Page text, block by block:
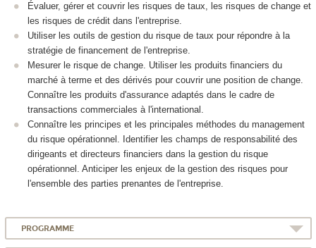
Évaluer, gérer et couvrir les risques de taux, les risques de change et
les risques de crédit dans l'entreprise.
Utiliser les outils de gestion du risque de taux pour répondre à la
stratégie de financement de l'entreprise.
Mesurer le risque de change. Utiliser les produits financiers du
marché à terme et des dérivés pour couvrir une position de change.
Connaître les produits d'assurance adaptés dans le cadre de
transactions commerciales à l'international.
Connaître les principes et les principales méthodes du management
du risque opérationnel. Identifier les champs de responsabilité des
dirigeants et directeurs financiers dans la gestion du risque
opérationnel. Anticiper les enjeux de la gestion des risques pour
l'ensemble des parties prenantes de l'entreprise.
PROGRAMME